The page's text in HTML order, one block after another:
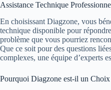
Assistance Technique
En choisissant Diagzone, vous
technique disponible pour
problème que vous pourriez
Que ce soit pour des questions
complexes, une équipe d’experts
Pourquoi Diagzone est-il un